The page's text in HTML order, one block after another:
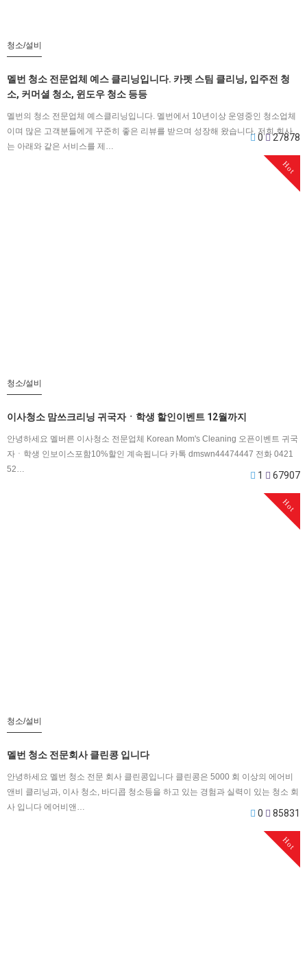
청소/설비
멜번 청소 전문업체 예스 클리닝입니다. 카펫 스팀 클리닝, 입주전 청
소, 커머셜 청소, 윈도우 청소 등등
멜번의 청소 전문업체 예스클리닝입니다. 멜번에서 10년이상 운영중인 청소업체
이며 많은 고객분들에게 꾸준히 좋은 리뷰를 받으며 성장해 왔습니다. 저희 회사
는 아래와 같은 서비스를 제…
0 27878
Hot
청소/설비
이사청소 맘쓰크리닝 귀국자ㆍ학생 할인이벤트 12월까지
안녕하세요 멜버른 이사청소 전문업체 Korean Mom's Cleaning 오픈이벤트 귀국
자ㆍ학생 인보이스포함10%할인 계속됩니다 카톡 dmswn44474447 전화 0421
52…
1 67907
Hot
청소/설비
멜번 청소 전문회사 클린콩 입니다
안녕하세요 멜번 청소 전문 회사 클린콩입니다 클린콩은 5000 회 이상의 에어비
앤비 클리닝과, 이사 청소, 바디콥 청소등을 하고 있는 경험과 실력이 있는 청소 회
사 입니다 에어비앤…
0 85831
Hot